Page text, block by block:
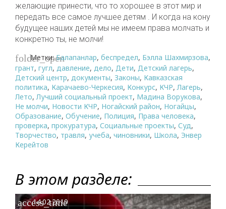
желающие принести, что то хорошее в этот мир и
передать все самое лучшее детям . И когда на кону
будущее наших детей мы не имеем права молчать и
конкретно ты, не молчи!
folder_open
Метки:Балапанлар, беспредел, Бэлла Шахмирзова,
грант, гугл, давление, дело, Дети, Детский лагерь,
Детский центр, документы, Законы, Кавказская
политика, Карачаево-Черкесия, Конкурс, КЧР, Лагерь,
Лето, Лучший социальный проект, Мадина Ворукова,
Не молчи, Новости КЧР, Ногайский район, Ногайцы,
Образование, Обучение, Полиция, Права человека,
проверка, прокуратура, Социальные проекты, Суд,
Творчество, травля, учеба, чиновники, Школа, Энвер
Керейтов
В этом разделе:
access_time
14.02.2019